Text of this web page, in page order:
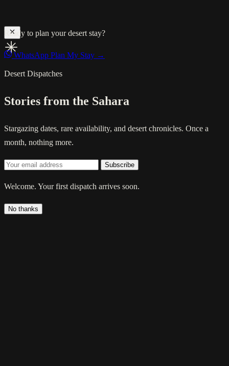
Ready to plan your desert stay?
WhatsApp Plan My Stay →
Desert Dispatches
Stories from the Sahara
Stargazing dates, rare availability, and desert chronicles. Once a
month, nothing more.
Subscribe
Welcome. Your first dispatch arrives soon.
No thanks